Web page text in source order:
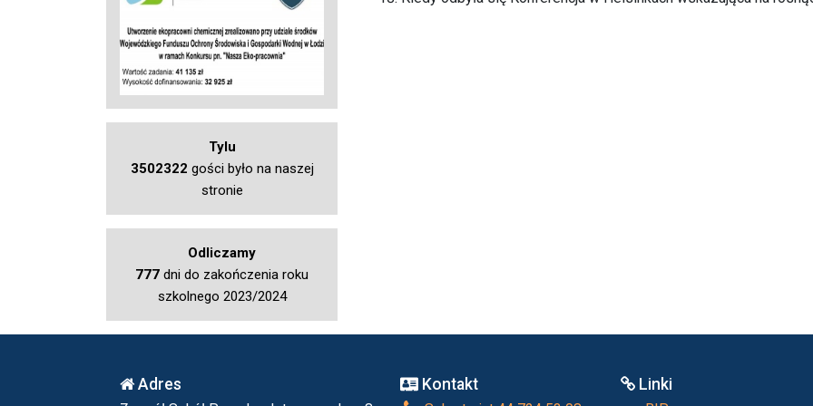
Tylu
3502322 gości było na naszej
stronie
Odliczamy
777 dni do zakończenia roku
szkolnego 2023/2024
Adres Kontakt Linki